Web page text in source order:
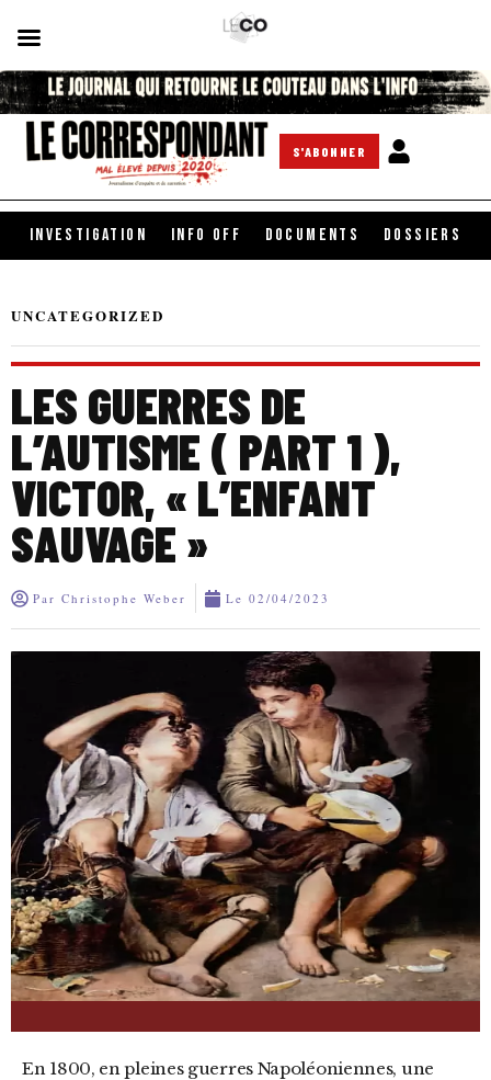
S'ABONNER
INVESTIGATION INFO OFF DOCUMENTS DOSSIERS
UNCATEGORIZED
LES GUERRES DE
L’AUTISME ( PART 1 ),
VICTOR, « L’ENFANT
SAUVAGE »
Par Christophe Weber Le 02/04/2023
En 1800, en pleines guerres Napoléoniennes, une